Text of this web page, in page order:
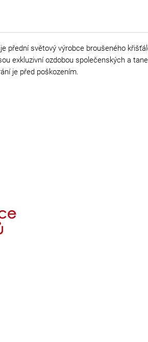
přední světový výrobce broušeného
exkluzivní ozdobou společenských a
je před poškozením.